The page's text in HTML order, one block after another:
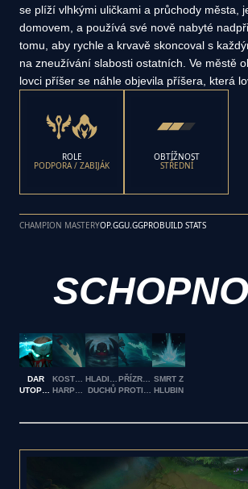
se plíží vlhkými uličkami a průchody města,
domovem, a používá své nově nabyté
tomu, aby rychle a krvavě skoncoval s
na zneužívání slabosti ostatních. Ve městě
lovci příšer se náhle objevila příšera, která
ROLE
PODPORA / ZABIJÁK
OBTÍŽNOST
STŘEDNÍ
CHAMPION MASTERYOP.GGU.GGPROBUILD STATS
DAR
KOSTĚNÁHLADINA
DUCHŮ
PŘÍZRAČNÝSMRT Z
HLUBIN